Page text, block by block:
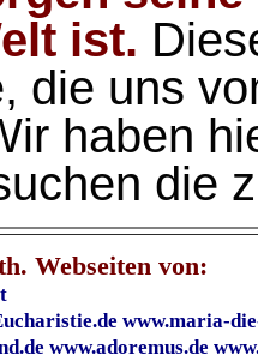
ist.
die uns
haben
die
Webseiten von:
www.maria-
www.adoremus.de